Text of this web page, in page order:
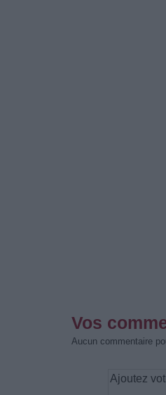
Vos
Aucun commentaire